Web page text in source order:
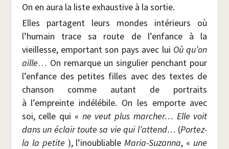
On en aura la liste exhaus­tive à la sortie.
Elles par­tagent leurs mondes inté­rieurs où
l’humain trace sa route de l’enfance à la
vieillesse, empor­tant son pays avec lui Où qu’on
aille… On remarque un sin­gu­lier pen­chant pour
l’enfance des petites filles avec des textes de
chan­son comme autant de por­traits
à l’empreinte indé­lé­bile. On les emporte avec
soi, celle qui « ne veut plus mar­cher… Elle voit
dans un éclair toute sa vie qui l’attend… (Por­tez-
la la petite ), l’inoubliableMaria-Suzan­na, « une